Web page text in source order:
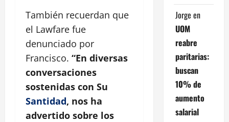
También recuerdan que
el Lawfare fue
denunciado por
Francisco. “En diversas
conversaciones
sostenidas con Su
Santidad, nos ha
advertido sobre los
Jorge en
UOM
reabre
paritarias:
buscan
10% de
aumento
salarial